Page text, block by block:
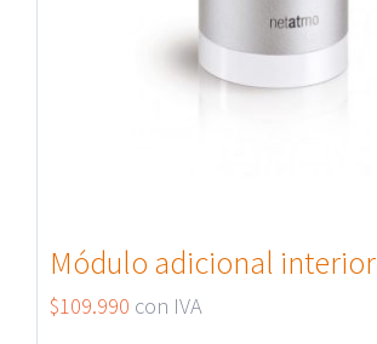
Módulo adicional interior
$109.990 con IVA